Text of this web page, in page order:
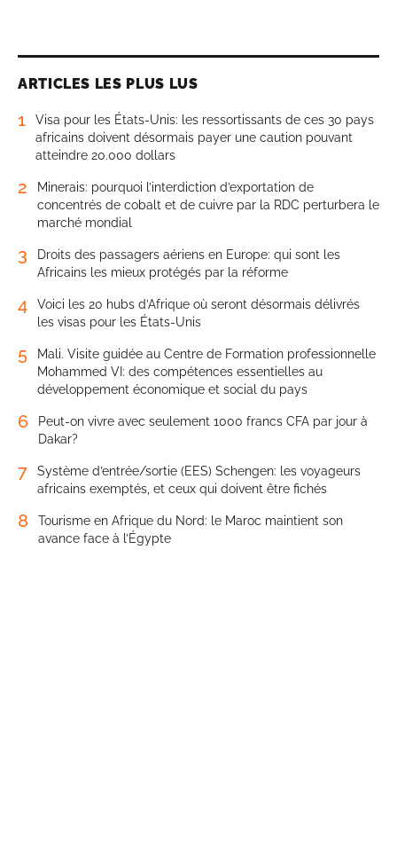
ARTICLES LES PLUS LUS
1
Visa pour les États-Unis: les ressortissants de ces 30 pays
africains doivent désormais payer une caution pouvant
atteindre 20.000 dollars
2
Minerais: pourquoi l’interdiction d’exportation de
concentrés de cobalt et de cuivre par la RDC perturbera le
marché mondial
3
Droits des passagers aériens en Europe: qui sont les
Africains les mieux protégés par la réforme
4
Voici les 20 hubs d’Afrique où seront désormais délivrés
les visas pour les États-Unis
5
Mali. Visite guidée au Centre de Formation professionnelle
Mohammed VI: des compétences essentielles au
développement économique et social du pays
6
Peut-on vivre avec seulement 1000 francs CFA par jour à
Dakar?
7
Système d’entrée/sortie (EES) Schengen: les voyageurs
africains exemptés, et ceux qui doivent être fichés
8
Tourisme en Afrique du Nord: le Maroc maintient son
avance face à l’Égypte